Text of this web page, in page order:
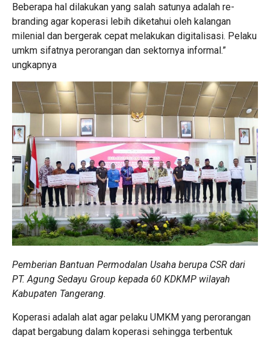
Beberapa hal dilakukan yang salah satunya adalah re-
branding agar koperasi lebih diketahui oleh kalangan
milenial dan bergerak cepat melakukan digitalisasi. Pelaku
umkm sifatnya perorangan dan sektornya informal.”
ungkapnya
Pemberian Bantuan Permodalan Usaha berupa CSR dari
PT. Agung Sedayu Group kepada 60 KDKMP wilayah
Kabupaten Tangerang.
Koperasi adalah alat agar pelaku UMKM yang perorangan
dapat bergabung dalam koperasi sehingga terbentuk